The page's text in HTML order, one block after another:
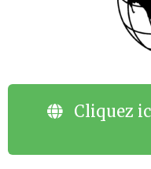
Cliquez